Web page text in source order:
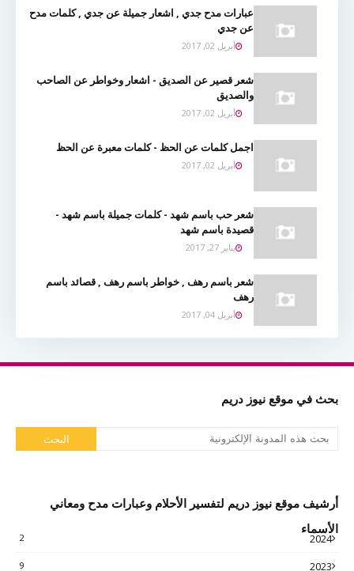
عبارات مدح جدي , اشعار جميلة عن جدي , كلمات مدح
عن جدي
أبريل 02, 2017
شعر قصير عن الصديق - اشعار وخواطر عن الصاحب
والصديق
أبريل 02, 2017
اجمل كلمات عن الحظ - كلمات معبرة عن الحظ
أبريل 02, 2017
شعر حب باسم شهد - كلمات جميلة باسم شهد -
قصيدة باسم شهد
يناير 27, 2017
شعر باسم رهف , خواطر باسم رهف , قصائد باسم
رهف
أبريل 04, 2017
بحث في موقع نيوز دريم
أرشيف موقع نيوز دريم لتفسير الأحلام وعبارات مدح ومعاني
الأسماء
2024
2
2023
9